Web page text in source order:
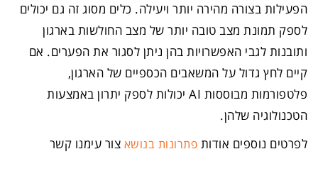
הפעילות בצורה מהירה יותר ויעילה. כלים מסוג זה גם יכולים
לספק תמונת מצב טובה יותר של מצב החולשות בארגון
ותובנות לגבי האפשרויות בהן ניתן לסגור את הפערים. אם
קיים לחץ גדול על המשאבים הכספיים של הארגון,
פלטפורמות מבוססות AI יכולות לספק יתרון באמצעות
הטכנולוגיה שלהן.
לפרטים נוספים אודות פתרונות בנושא צור עימנו קשר